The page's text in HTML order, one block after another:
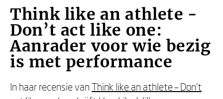
Think like an athlete -
Don’t act like one:
Aanrader voor wie bezig
is met performance
In haar recensie van Think like an athlete – Don’t